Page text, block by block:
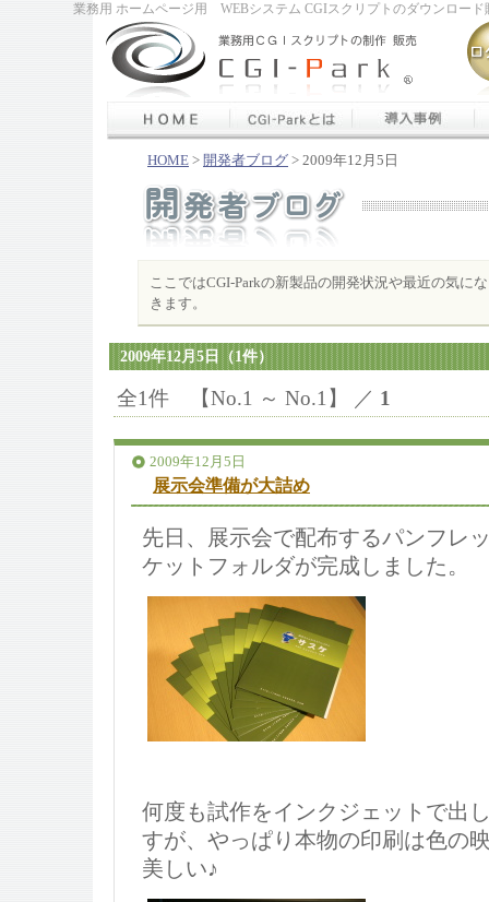
業務用 ホームページ用 WEBシステム CGIスクリプトのダウンロー
HOME > 開発者ブログ > 2009年12月5日
ここではCGI-Parkの新製品の開発状況や最近の気に
きます。
2009年12月5日（1件）
全1件 【No.1 ～ No.1】 ／ 1
2009年12月5日
展示会準備が大詰め
先日、展示会で配布するパンフレ
ケットフォルダが完成しました。
何度も試作をインクジェットで出
すが、やっぱり本物の印刷は色の
美しい♪